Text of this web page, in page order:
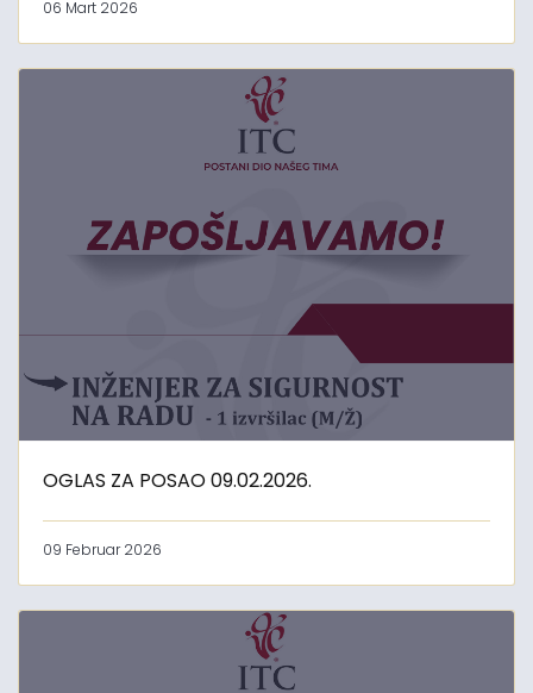
06 Mart 2026
OGLAS ZA POSAO 09.02.2026.
09 Februar 2026